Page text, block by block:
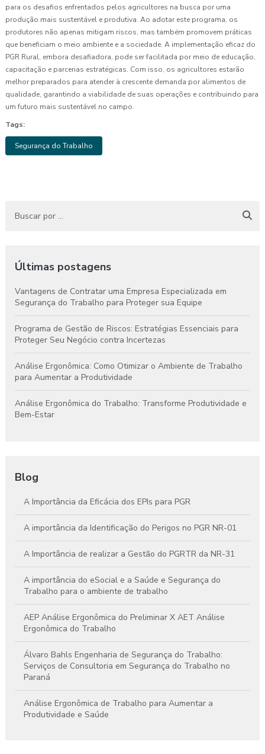
para os desafios enfrentados pelos agricultores na busca por uma
produção mais sustentável e produtiva. Ao adotar este programa, os
produtores não apenas mitigam riscos, mas também promovem práticas
que beneficiam o meio ambiente e a sociedade. A implementação eficaz do
PGR Rural, embora desafiadora, pode ser facilitada por meio de educação,
capacitação e parcerias estratégicas. Com isso, os agricultores estarão
melhor preparados para atender à crescente demanda por alimentos de
qualidade, garantindo a viabilidade de suas operações e contribuindo para
um futuro mais sustentável no campo.
Tags:
Segurança do Trabalho
Últimas postagens
Vantagens de Contratar uma Empresa Especializada em
Segurança do Trabalho para Proteger sua Equipe
Programa de Gestão de Riscos: Estratégias Essenciais para
Proteger Seu Negócio contra Incertezas
Análise Ergonômica: Como Otimizar o Ambiente de Trabalho
para Aumentar a Produtividade
Análise Ergonômica do Trabalho: Transforme Produtividade e
Bem-Estar
Blog
A Importância da Eficácia dos EPIs para PGR
A importância da Identificação do Perigos no PGR NR-01
A Importância de realizar a Gestão do PGRTR da NR-31
A importância do eSocial e a Saúde e Segurança do
Trabalho para o ambiente de trabalho
AEP Análise Ergonômica do Preliminar X AET Análise
Ergonômica do Trabalho
Álvaro Bahls Engenharia de Segurança do Trabalho:
Serviços de Consultoria em Segurança do Trabalho no
Paraná
Análise Ergonômica de Trabalho para Aumentar a
Produtividade e Saúde